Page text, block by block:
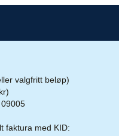
valgfritt beløp)
faktura med KID: